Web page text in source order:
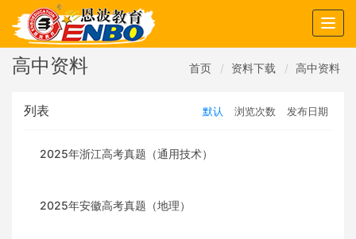
高中资料 首页 资料下载 高中资料
列表 默认 浏览次数 发布日期
2025年浙江高考真题（通用技术）
2025年安徽高考真题（地理）